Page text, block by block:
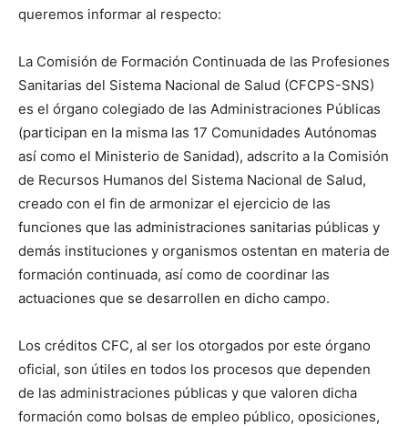
queremos informar al respecto:
La Comisión de Formación Continuada de las Profesiones
Sanitarias del Sistema Nacional de Salud (CFCPS-SNS)
es el órgano colegiado de las Administraciones Públicas
(participan en la misma las 17 Comunidades Autónomas
así como el Ministerio de Sanidad), adscrito a la Comisión
de Recursos Humanos del Sistema Nacional de Salud,
creado con el fin de armonizar el ejercicio de las
funciones que las administraciones sanitarias públicas y
demás instituciones y organismos ostentan en materia de
formación continuada, así como de coordinar las
actuaciones que se desarrollen en dicho campo.
Los créditos CFC, al ser los otorgados por este órgano
oficial, son útiles en todos los procesos que dependen
de las administraciones públicas y que valoren dicha
formación como bolsas de empleo público, oposiciones,